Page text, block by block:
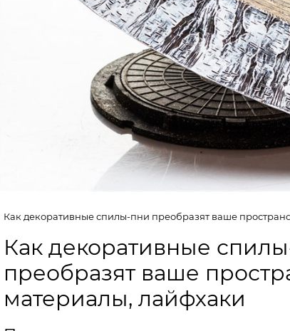
Как декоративные спилы-пни преобразят ваше
Как декоративные
преобразят ваше
материалы, лайфхаки